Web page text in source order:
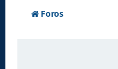
Foros